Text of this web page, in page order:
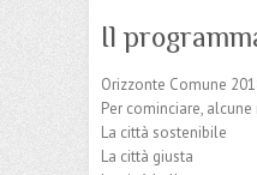
Il
Orizzonte Comune
Per cominciare,
La città sostenibile
La città giusta